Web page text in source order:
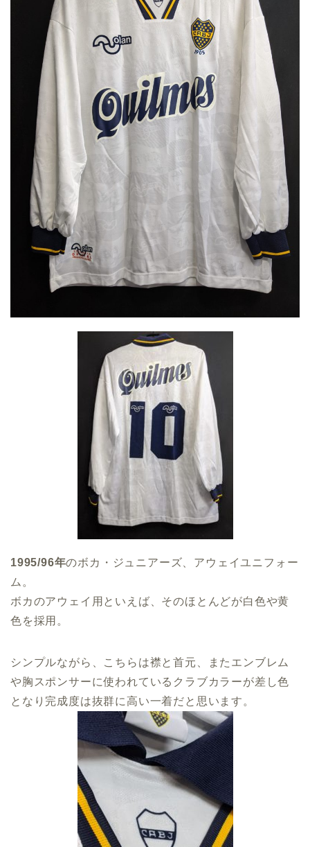
1995/96年のボカ・ジュニアーズ、アウェイユニフォー
ム。
ボカのアウェイ用といえば、そのほとんどが白色や黄
色を採用。
シンプルながら、こちらは襟と首元、またエンブレム
や胸スポンサーに使われているクラブカラーが差し色
となり完成度は抜群に高い一着だと思います。